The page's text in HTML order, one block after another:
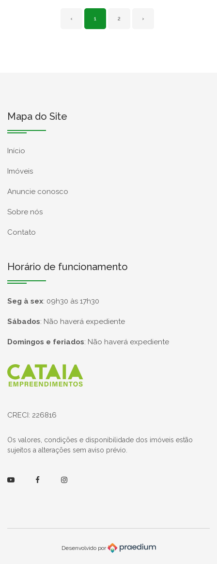
‹ 1 2 ›
Mapa do Site
Início
Imóveis
Anuncie conosco
Sobre nós
Contato
Horário de funcionamento
Seg à sex: 09h30 às 17h30
Sábados: Não haverá expediente
Domingos e feriados: Não haverá expediente
Página inicial
CRECI: 226816
Os valores, condições e disponibilidade dos imóveis estão
sujeitos a alterações sem aviso prévio.
YoutubeFacebookInstagram
Desenvolvido por